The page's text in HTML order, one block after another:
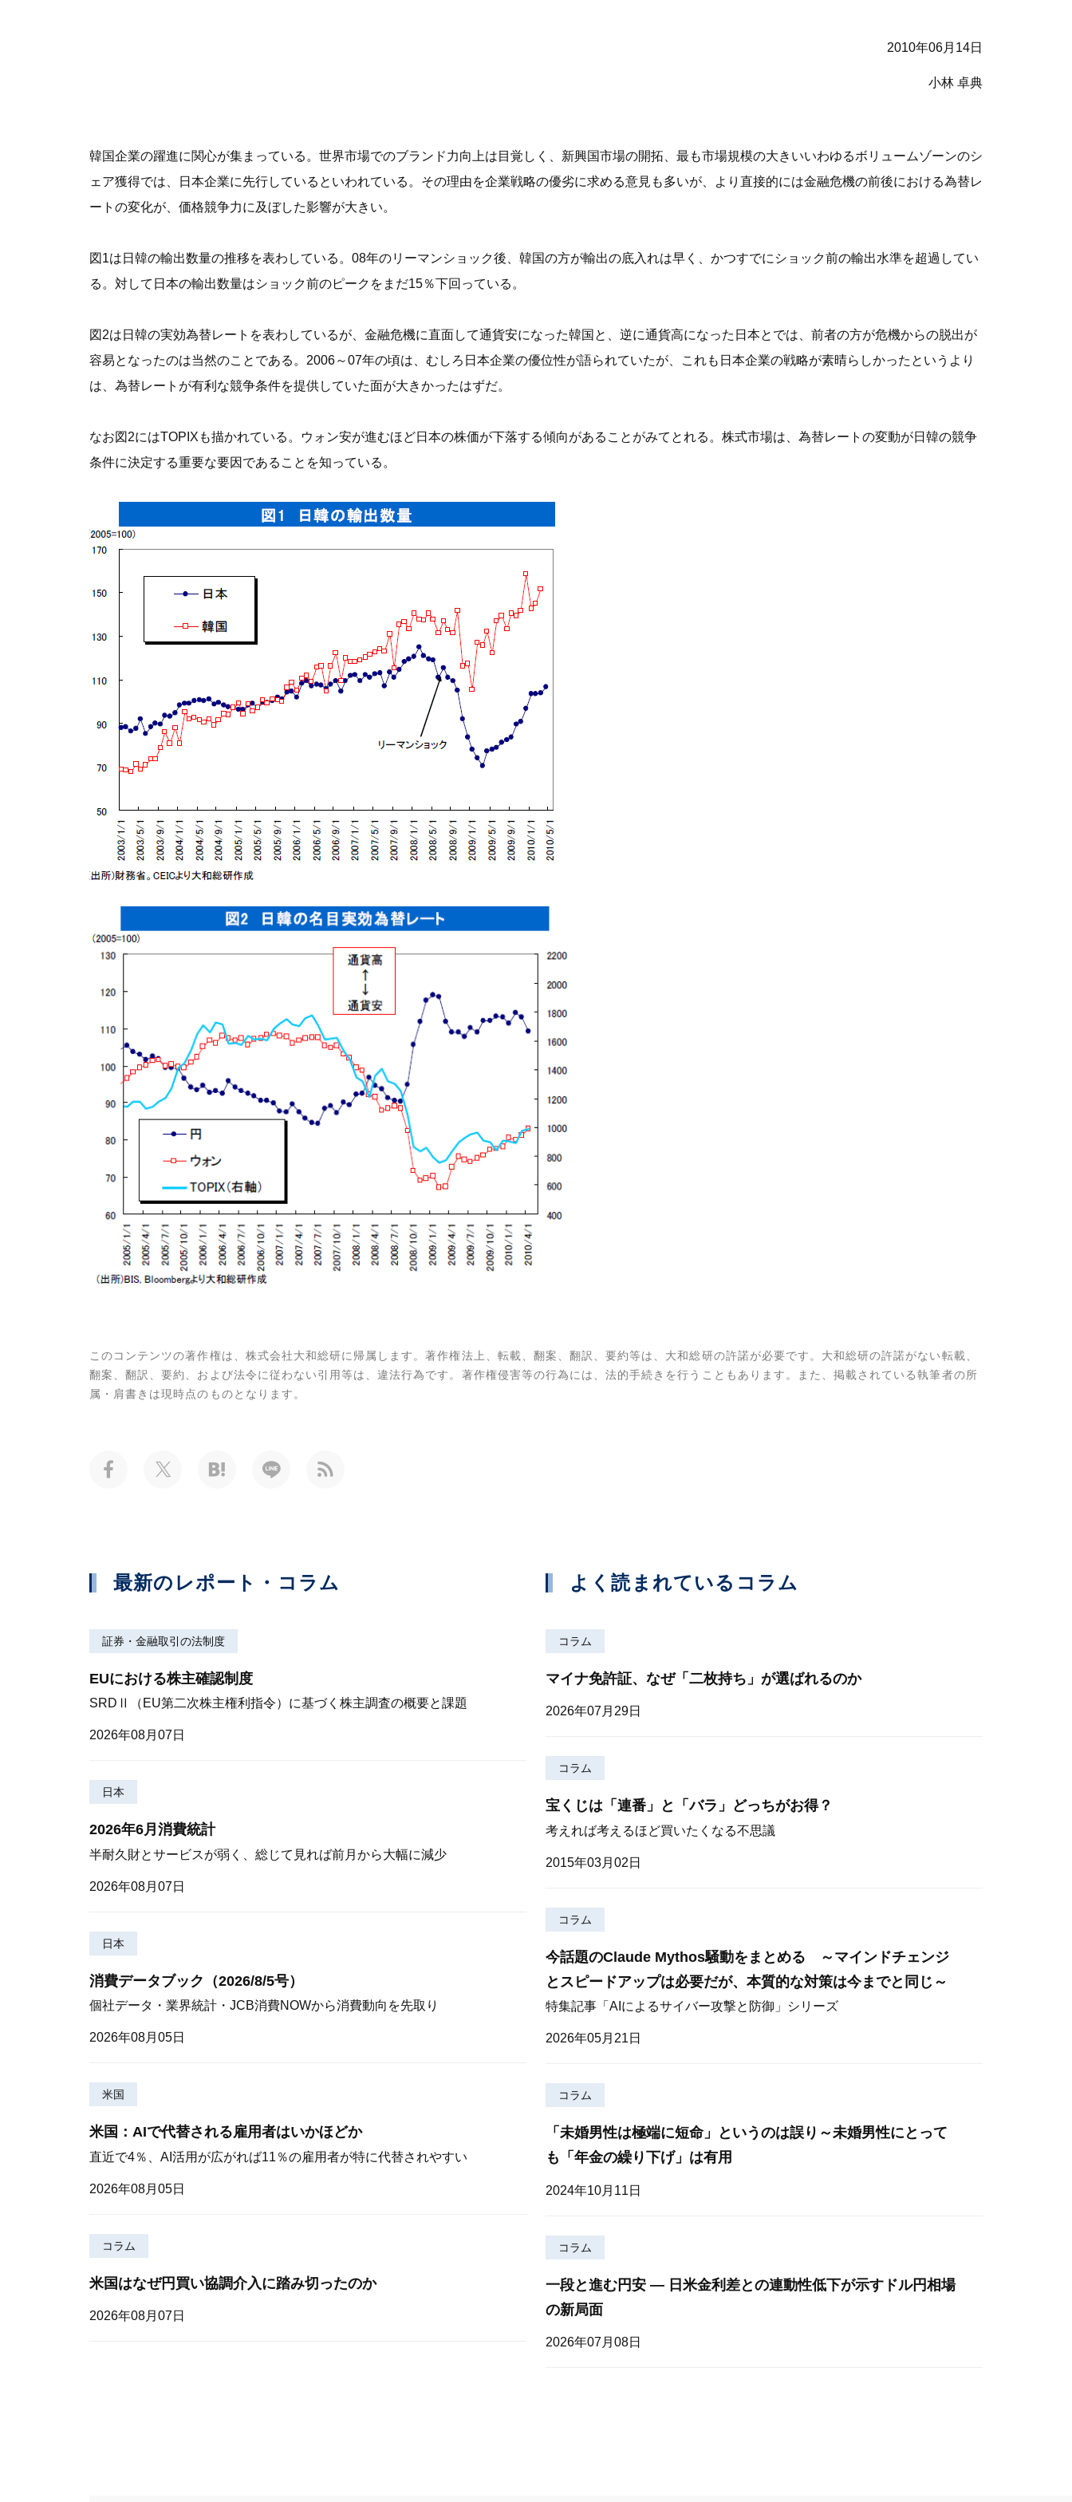
2010年06月14日
小林 卓典
韓国企業の躍進に関心が集まっている。世界市場でのブランド力向上は目覚しく、新興国市場の開拓、最も市場規模の大きいいわゆるボリュームゾーンのシ
ェア獲得では、日本企業に先行しているといわれている。その理由を企業戦略の優劣に求める意見も多いが、より直接的には金融危機の前後における為替レ
ートの変化が、価格競争力に及ぼした影響が大きい。
図1は日韓の輸出数量の推移を表わしている。08年のリーマンショック後、韓国の方が輸出の底入れは早く、かつすでにショック前の輸出水準を超過してい
る。対して日本の輸出数量はショック前のピークをまだ15％下回っている。
図2は日韓の実効為替レートを表わしているが、金融危機に直面して通貨安になった韓国と、逆に通貨高になった日本とでは、前者の方が危機からの脱出が
容易となったのは当然のことである。2006～07年の頃は、むしろ日本企業の優位性が語られていたが、これも日本企業の戦略が素晴らしかったというより
は、為替レートが有利な競争条件を提供していた面が大きかったはずだ。
なお図2にはTOPIXも描かれている。ウォン安が進むほど日本の株価が下落する傾向があることがみてとれる。株式市場は、為替レートの変動が日韓の競争
条件に決定する重要な要因であることを知っている。
このコンテンツの著作権は、株式会社大和総研に帰属します。著作権法上、転載、翻案、翻訳、要約等は、大和総研の許諾が必要です。大和総研の許諾がない転載、
翻案、翻訳、要約、および法令に従わない引用等は、違法行為です。著作権侵害等の行為には、法的手続きを行うこともあります。また、掲載されている執筆者の所
属・肩書きは現時点のものとなります。
最新のレポート・コラム
証券・金融取引の法制度
EUにおける株主確認制度
SRDⅡ（EU第二次株主権利指令）に基づく株主調査の概要と課題
2026年08月07日
日本
2026年6月消費統計
半耐久財とサービスが弱く、総じて見れば前月から大幅に減少
2026年08月07日
日本
消費データブック（2026/8/5号）
個社データ・業界統計・JCB消費NOWから消費動向を先取り
2026年08月05日
米国
米国：AIで代替される雇用者はいかほどか
直近で4％、AI活用が広がれば11％の雇用者が特に代替されやすい
2026年08月05日
コラム
米国はなぜ円買い協調介入に踏み切ったのか
2026年08月07日
よく読まれているコラム
コラム
マイナ免許証、なぜ「二枚持ち」が選ばれるのか
2026年07月29日
コラム
宝くじは「連番」と「バラ」どっちがお得？
考えれば考えるほど買いたくなる不思議
2015年03月02日
コラム
今話題のClaude Mythos騒動をまとめる ～マインドチェンジ
とスピードアップは必要だが、本質的な対策は今までと同じ～
特集記事「AIによるサイバー攻撃と防御」シリーズ
2026年05月21日
コラム
「未婚男性は極端に短命」というのは誤り～未婚男性にとって
も「年金の繰り下げ」は有用
2024年10月11日
コラム
一段と進む円安 — 日米金利差との連動性低下が示すドル円相場
の新局面
2026年07月08日